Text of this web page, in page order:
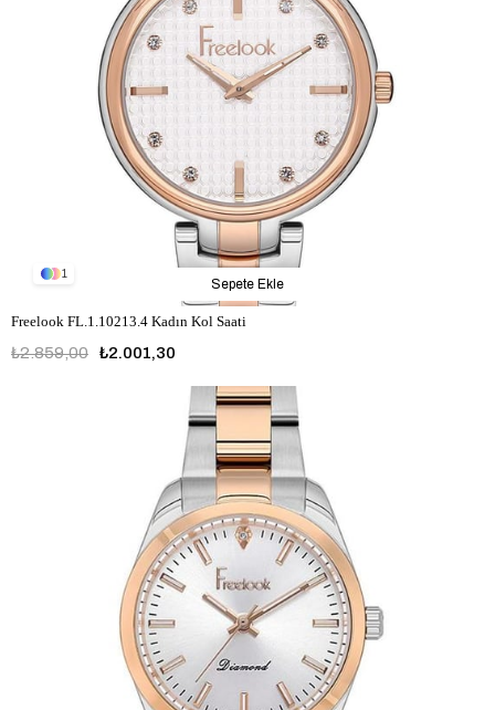
1
Freelook FL.1.10213.4 Kadın Kol Saati
₺2.001,30
₺2.859,00
Sepete Ekle